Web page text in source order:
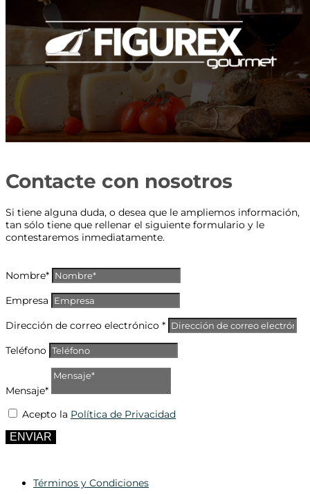
Contacte con nosotros
Si tiene alguna duda, o desea que le ampliemos información,
tan sólo tiene que rellenar el siguiente formulario y le
contestaremos inmediatamente.
Nombre*
Empresa
Dirección de correo electrónico *
Teléfono
Mensaje*
Acepto la Política de Privacidad
ENVIAR
Términos y Condiciones